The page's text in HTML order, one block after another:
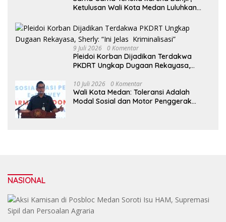
Ketulusan Wali Kota Medan Luluhkan
9 Juli 2026 0 Komentar
Pleidoi Korban Dijadikan Terdakwa
PKDRT Ungkap Dugaan Rekayasa,
10 Juli 2026 0 Komentar
Wali Kota Medan: Toleransi Adalah
Modal Sosial dan Motor Penggerak
NASIONAL